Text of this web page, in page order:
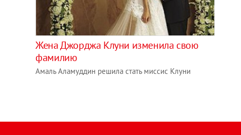
Жена Джорджа Клуни изменила свою
фамилию
Амаль Аламуддин решила стать миссис Клуни